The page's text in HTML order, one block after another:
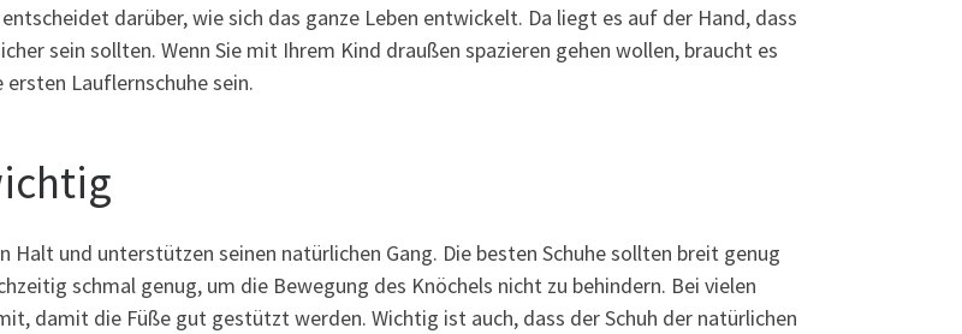
darüber, wie sich das ganze Leben entwickelt. Da liegt es auf der Hand, dass
sein sollten. Wenn Sie mit Ihrem Kind draußen spazieren gehen wollen, braucht es
ersten Lauflernschuhe sein.
Halt und unterstützen seinen natürlichen Gang. Die besten Schuhe sollten breit genug
schmal genug, um die Bewegung des Knöchels nicht zu behindern. Bei vielen
damit die Füße gut gestützt werden. Wichtig ist auch, dass der Schuh der natürlichen